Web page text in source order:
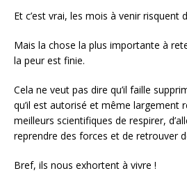
Et c’est vrai, les mois à venir risquent
Mais la chose la plus importante à
la peur est finie.
Cela ne veut pas dire qu’il faille
qu’il est autorisé et même largement
meilleurs scientifiques de respirer,
reprendre des forces et de retrouver
Bref, ils nous exhortent à vivre !